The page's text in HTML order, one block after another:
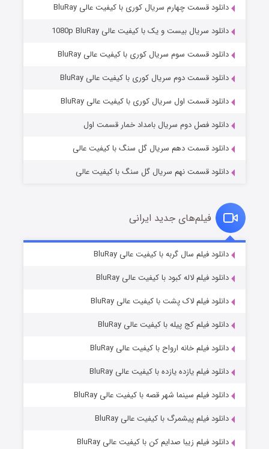
وستی ها
قسمت۱ (زیرنویس) منتشر شد
قسمت۶ (زیرنویس) منتشر شد
دانلود قسمت چهارم سریال کوری با کیفیت عالی BluRay
دانلود سریال بیست و یک با کیفیت عالی 1080p BluRay
دانلود قسمت سوم سریال کوری با کیفیت عالی BluRay
دانلود قسمت دوم سریال کوری با کیفیت عالی BluRay
دانلود قسمت اول سریال کوری با کیفیت عالی BluRay
دانلود فصل دوم سریال بامداد خمار قسمت اول
دانلود قسمت دهم سریال گل سنگ با کیفیت عالی
دانلود قسمت نهم سریال گل سنگ با کیفیت عالی
فیلم‌های جدید ایرانی
دانلود فیلم سال گربه با کیفیت عالی BluRay
دانلود فیلم لاله کبود با کیفیت عالی BluRay
دانلود فیلم لاک پشت با کیفیت عالی BluRay
دانلود فیلم کج‌ پیله با کیفیت عالی BluRay
دانلود فیلم خانه ارواح با کیفیت عالی BluRay
دانلود فیلم یازده یازده با کیفیت عالی BluRay
دانلود فیلم سینما شهر قصه با کیفیت عالی BluRay
دانلود فیلم پیشمرگ با کیفیت عالی BluRay
دانلود فیلم زیبا صدایم کن با کیفیت عالی BluRay